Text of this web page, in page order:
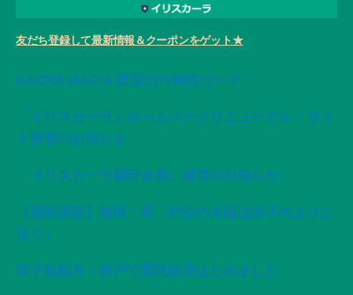
友だち登録して最新情報＆クーポンをゲット★
SACRA MAGIA 変容の72神性カード
「イリスカーラ」ホームページリニューアル・サイ
ト移管のお知らせ
「イリスカーラ購読会員」移管のお知らせ
【星紡夜話】無限・昇「灼位の太陽は赤子のように
泣く」
双子座新月・神戸で委託販売はじめました